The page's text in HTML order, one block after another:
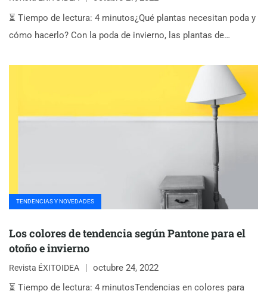
⏳ Tiempo de lectura: 4 minutos¿Qué plantas necesitan poda y
cómo hacerlo? Con la poda de invierno, las plantas de…
TENDENCIAS Y NOVEDADES
Los colores de tendencia según Pantone para el
otoño e invierno
Revista ÉXITOIDEA
octubre 24, 2022
⏳ Tiempo de lectura: 4 minutosTendencias en colores para